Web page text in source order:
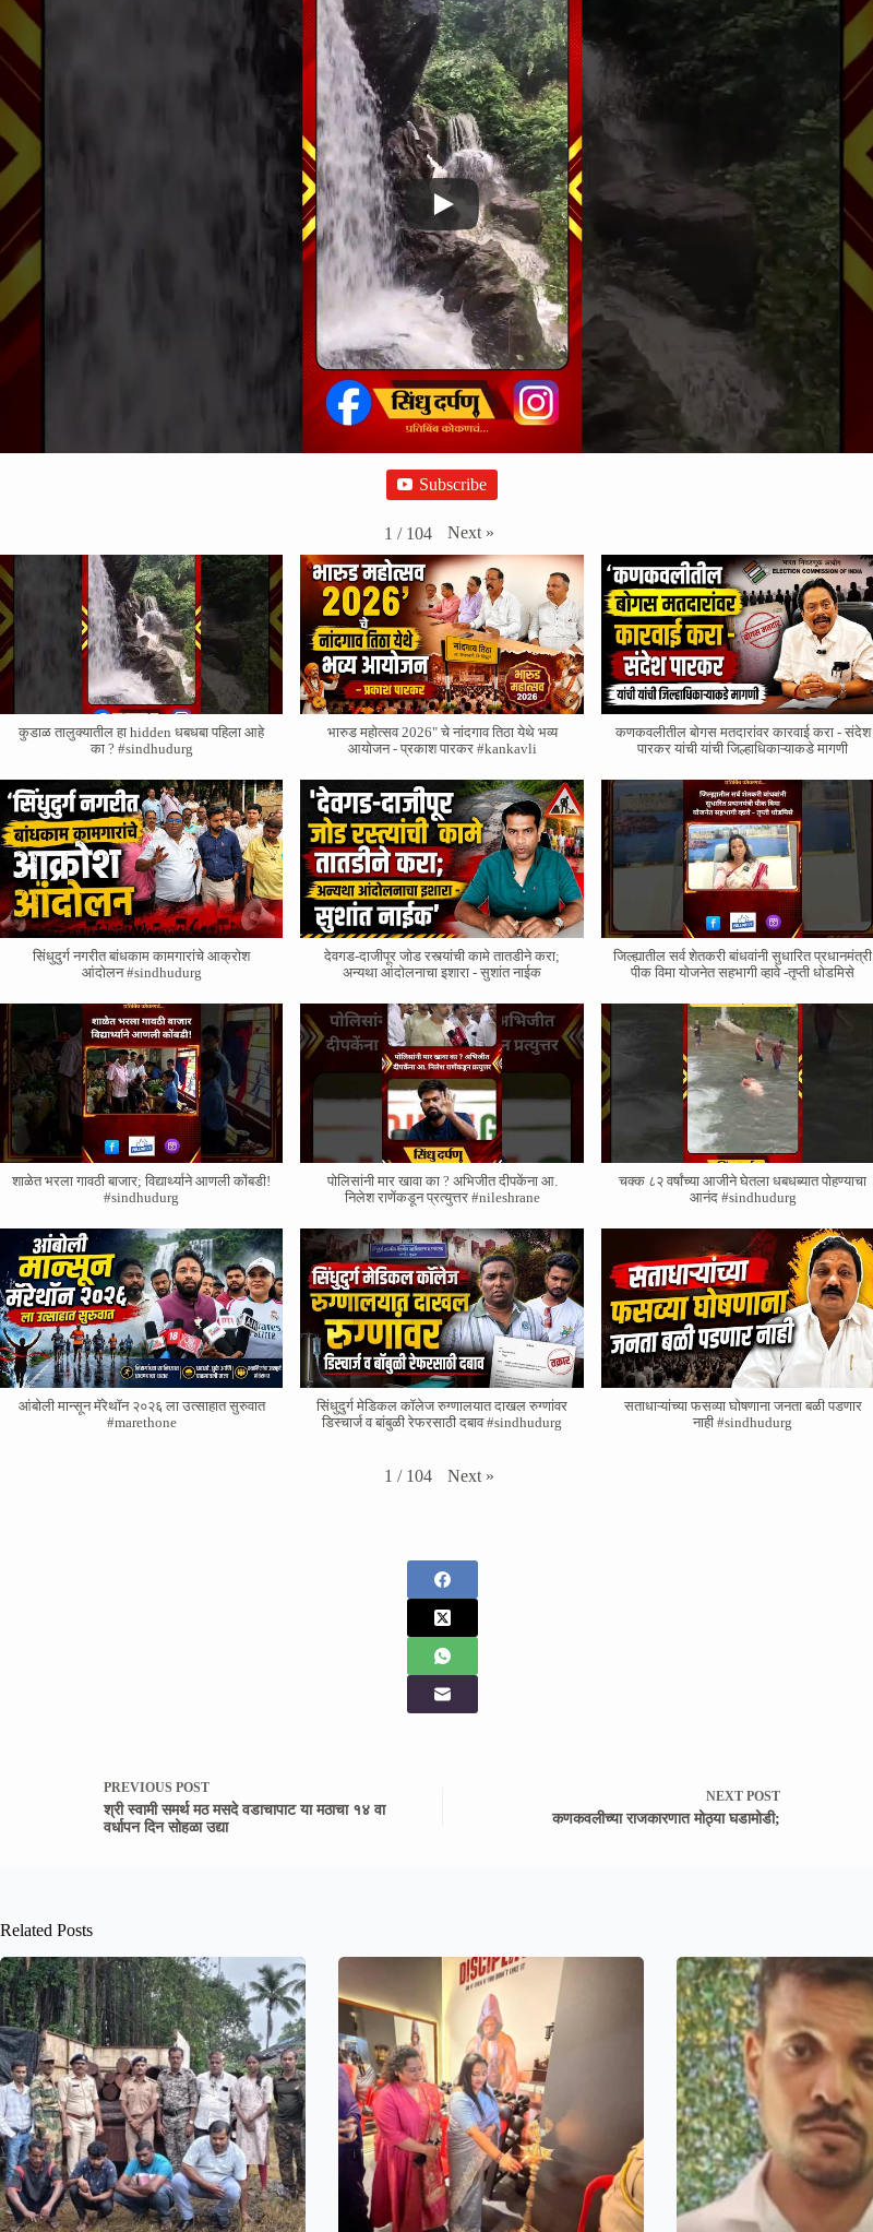
Subscribe
1 / 104 Next »
कुडाळ तालुक्यातील हा hidden धबधबा पहिला आहे
का ? #sindhudurg
भारुड महोत्सव 2026" चे नांदगाव तिठा येथे भव्य
आयोजन - प्रकाश पारकर #kankavli
कणकवलीतील बोगस मतदारांवर‌ कारवाई करा - संदेश
पारकर यांची यांची जिल्हाधिकाऱ्याकडे मागणी
सिंधुदुर्ग नगरीत बांधकाम कामगारांचे आक्रोश
आंदोलन #sindhudurg
देवगड-दाजीपूर जोड रस्त्यांची कामे तातडीने करा;
अन्यथा आंदोलनाचा इशारा - सुशांत नाईक
जिल्ह्यातील सर्व शेतकरी बांधवांनी सुधारित प्रधानमंत्री
पीक विमा योजनेत सहभागी व्हावे -तृप्ती धोडमिसे
शाळेत भरला गावठी बाजार; विद्यार्थ्याने आणली कोंबडी!
#sindhudurg
पोलिसांनी मार खावा का ? अभिजीत दीपकेंना आ.
निलेश राणेंकडून प्रत्युत्तर #nileshrane
चक्क ८२ वर्षांच्या आजीने घेतला धबधब्यात पोहण्याचा
आनंद #sindhudurg
आंबोली मान्सून मॅरेथॉन २०२६ ला उत्साहात सुरुवात
#marethone
सिंधुदुर्ग मेडिकल कॉलेज रुग्णालयात दाखल रुग्णांवर
डिस्चार्ज व बांबुळी रेफरसाठी दबाव #sindhudurg
सताधाऱ्यांच्या फसव्या घोषणाना जनता बळी पडणार
नाही #sindhudurg
1 / 104 Next »
PREVIOUS POST
श्री स्वामी समर्थ मठ मसदे वडाचापाट या मठाचा १४ वा
वर्धापन दिन सोहळा उद्या
NEXTPOST
कणकवलीच्या राजकारणात मोठ्या घडामोडी;
Related Posts